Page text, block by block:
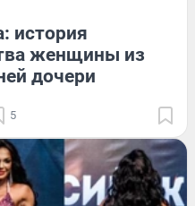
история
женщины из
дочери
5